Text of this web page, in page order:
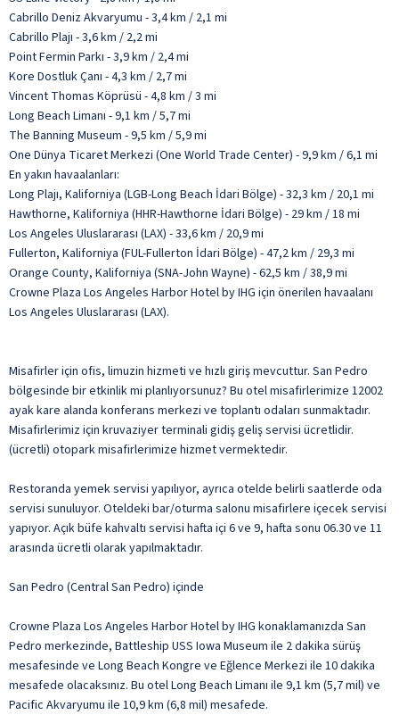
Cabrillo Deniz Akvaryumu - 3,4 km / 2,1 mi
Cabrillo Plajı - 3,6 km / 2,2 mi
Point Fermin Parkı - 3,9 km / 2,4 mi
Kore Dostluk Çanı - 4,3 km / 2,7 mi
Vincent Thomas Köprüsü - 4,8 km / 3 mi
Long Beach Limanı - 9,1 km / 5,7 mi
The Banning Museum - 9,5 km / 5,9 mi
One Dünya Ticaret Merkezi (One World Trade Center) - 9,9 km / 6,1 mi
En yakın havaalanları:
Long Plajı, Kaliforniya (LGB-Long Beach İdari Bölge) - 32,3 km / 20,1 mi
Hawthorne, Kaliforniya (HHR-Hawthorne İdari Bölge) - 29 km / 18 mi
Los Angeles Uluslararası (LAX) - 33,6 km / 20,9 mi
Fullerton, Kaliforniya (FUL-Fullerton İdari Bölge) - 47,2 km / 29,3 mi
Orange County, Kaliforniya (SNA-John Wayne) - 62,5 km / 38,9 mi
Crowne Plaza Los Angeles Harbor Hotel by IHG için önerilen havaalanı
Los Angeles Uluslararası (LAX).
Misafirler için ofis, limuzin hizmeti ve hızlı giriş mevcuttur. San Pedro
bölgesinde bir etkinlik mi planlıyorsunuz? Bu otel misafirlerimize 12002
ayak kare alanda konferans merkezi ve toplantı odaları sunmaktadır.
Misafirlerimiz için kruvaziyer terminali gidiş geliş servisi ücretlidir.
(ücretli) otopark misafirlerimize hizmet vermektedir.
Restoranda yemek servisi yapılıyor, ayrıca otelde belirli saatlerde oda
servisi sunuluyor. Oteldeki bar/oturma salonu misafirlere içecek servisi
yapıyor. Açık büfe kahvaltı servisi hafta içi 6 ve 9, hafta sonu 06.30 ve 11
arasında ücretli olarak yapılmaktadır.
San Pedro (Central San Pedro) içinde
Crowne Plaza Los Angeles Harbor Hotel by IHG konaklamanızda San
Pedro merkezinde, Battleship USS Iowa Museum ile 2 dakika sürüş
mesafesinde ve Long Beach Kongre ve Eğlence Merkezi ile 10 dakika
mesafede olacaksınız. Bu otel Long Beach Limanı ile 9,1 km (5,7 mil) ve
Pacific Akvaryumu ile 10,9 km (6,8 mil) mesafede.